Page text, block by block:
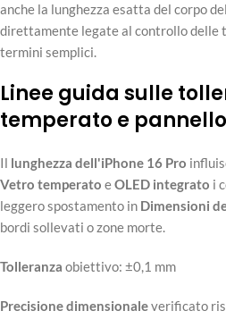
anche la lunghezza esatta del corpo
direttamente legate al controllo delle
termini semplici.
Linee guida sulle
temperato e pannello
Il lunghezza dell'iPhone 16 Pro
Vetro temperato eOLED integrato i
leggero spostamento in Dimensioni
bordi sollevati o zone morte.
Tolleranza obiettivo: ±0,1 mm
Precisione dimensionaleverificato